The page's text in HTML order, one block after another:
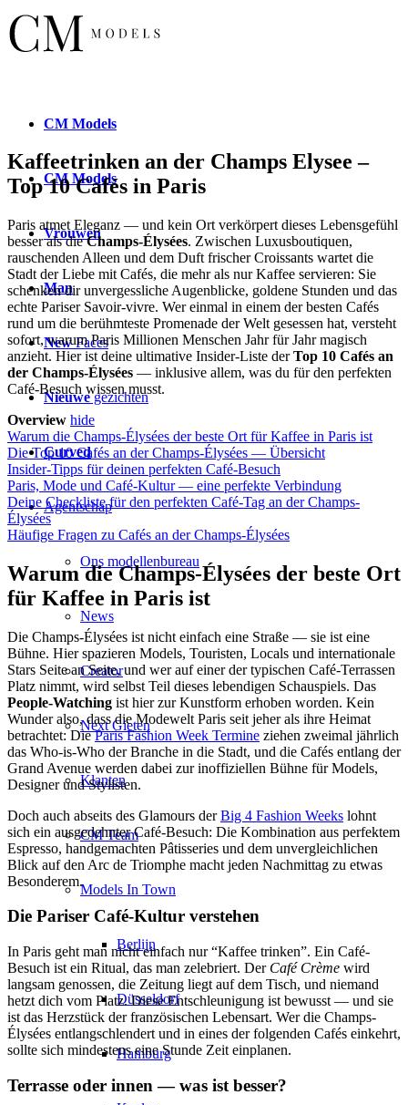
CM Models
CMModels
Vrouwen
Man
NewFaces
Nieuwegezichten
Curved
Agentschap
Ons modellenbureau
News
Creator
Next Gieten
Klanten
CM Team
Models In Town
Berlijn
Düsseldorf
Hamburg
Kaffeetrinken an der Champs Elysee –
Top 10 Cafés in Paris
Paris atmet Eleganz — und kein Ort verkörpert dieses Lebensgefühl
besser als dieChamps-Élysées. Zwischen Luxusboutiquen,
rauschenden Alleen und dem Duft frischer Croissants wartet die
Stadt der Liebe mit Cafés, die mehr als nur Kaffee servieren: Sie
schenken dir unvergessliche Augenblicke, goldene Stunden und das
echte Pariser Savoir-vivre. Wer einmal in einem der besten Cafés
rund um die berühmteste Promenade der Welt gesessen hat, versteht
sofort, warum Paris Millionen Menschen Jahr für Jahr magisch
anzieht. Hier ist deine ultimative Insider-Liste derTop 10 Cafés an
der Champs-Élysées — inklusive allem, was du für den perfekten
Café-Besuch wissen musst.
Overview hide
Warum die Champs-Élysées der beste Ort für Kaffee in Paris ist
Die Top 10 Cafés an der Champs-Élysées — Übersicht
Insider-Tipps für deinen perfekten Café-Besuch
Paris, Mode und Café-Kultur — eine perfekte Verbindung
Deine Checkliste für den perfekten Café-Tag an der Champs-
Élysées
Häufige Fragen zu Cafés an der Champs-Élysées
Warum die Champs-Élysées der beste Ort
für Kaffee in Paris ist
Die Champs-Élysées ist nicht einfach eine Straße — sie ist eine
Bühne. Hier spazieren Models, Touristen, Locals und internationale
Stars Seite an Seite, und wer auf einer der typischen Café-Terrassen
Platz nimmt, wird selbst Teil dieses lebendigen Schauspiels. Das
People-Watching ist hier zur Kunstform erhoben worden. Kein
Wunder also, dass die Modewelt Paris seit jeher als ihre Heimat
betrachtet: DieParis Fashion Week Termine ziehen zweimal jährlich
das Who-is-Who der Branche in die Stadt, und die Cafés entlang der
Grand Avenue werden dabei zur inoffiziellen Bühne für Models,
Designer und Stylisten.
Doch auch abseits des Glamours derBig 4 Fashion Weeks lohnt
sich ein ausgedehnter Café-Besuch: Die Kombination aus perfektem
Espresso, handgemachten Pâtisseries und dem unvergleichlichen
Blick auf den Arc de Triomphe macht jeden Nachmittag zu etwas
Besonderem.
Die Pariser Café-Kultur verstehen
In Paris geht man nicht einfach nur “Kaffee trinken”. Ein Café-
Besuch ist ein Ritual, das man zelebriert. Der Café Crème wird
langsam genossen, die Zeitung liegt auf dem Tisch, und niemand
hetzt dich vom Platz. Diese Entschleunigung ist bewusst — und sie
ist das Herzstück der französischen Lebensart. Wer die Champs-
Élysées entlangschlendert und in eines der folgenden Cafés einkehrt,
sollte sich mindestens eine Stunde Zeit einplanen.
Terrasse oder innen — was ist besser?